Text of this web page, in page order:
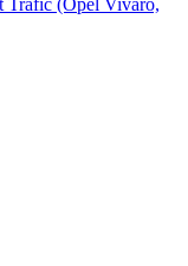
Trafic (Opel Vivaro,